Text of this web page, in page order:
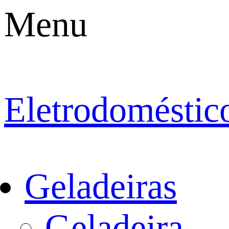
Menu
Geladeiras